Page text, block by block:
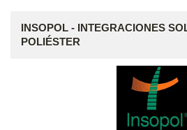
INSOPOL - INTEGRACIONES
POLIÉSTER